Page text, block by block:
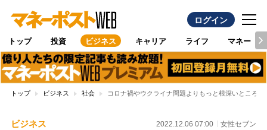
ログイン
トップ 投資 ビジネス キャリア ライフ マネー
トップ ビジネス 社会 コロナ禍やウクライナ問題よりもっと根深いところ
ビジネス 2022.12.06 07:00 女性セブン